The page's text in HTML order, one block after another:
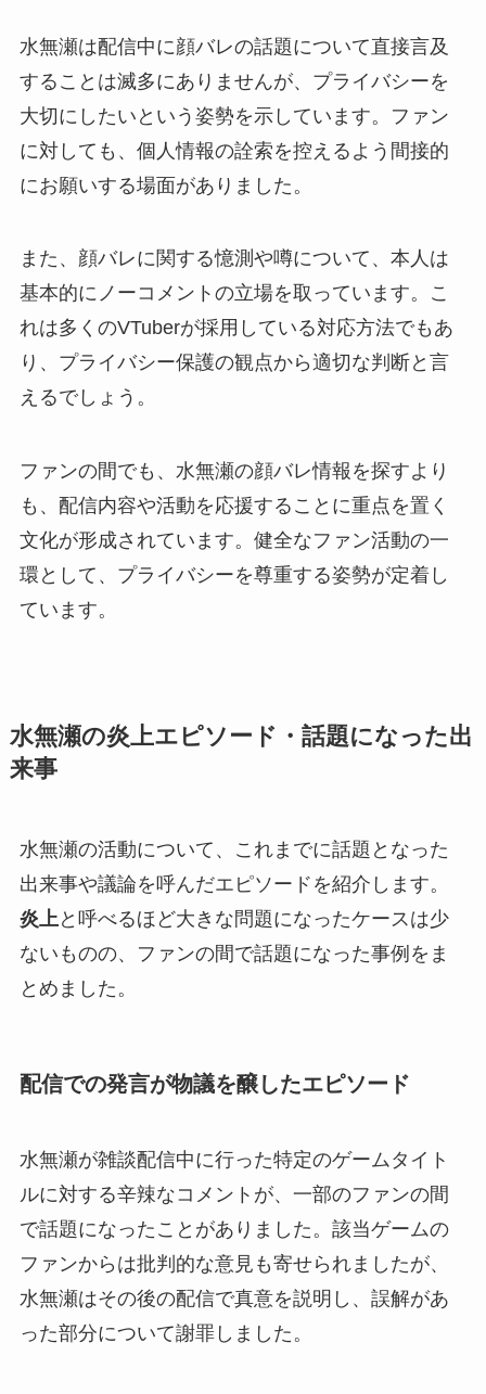
水無瀬は配信中に顔バレの話題について直接言及
することは滅多にありませんが、プライバシーを
大切にしたいという姿勢を示しています。ファン
に対しても、個人情報の詮索を控えるよう間接的
にお願いする場面がありました。
また、顔バレに関する憶測や噂について、本人は
基本的にノーコメントの立場を取っています。こ
れは多くのVTuberが採用している対応方法でもあ
り、プライバシー保護の観点から適切な判断と言
えるでしょう。
ファンの間でも、水無瀬の顔バレ情報を探すより
も、配信内容や活動を応援することに重点を置く
文化が形成されています。健全なファン活動の一
環として、プライバシーを尊重する姿勢が定着し
ています。
水無瀬の炎上エピソード・話題になった出
来事
水無瀬の活動について、これまでに話題となった
出来事や議論を呼んだエピソードを紹介します。
炎上と呼べるほど大きな問題になったケースは少
ないものの、ファンの間で話題になった事例をま
とめました。
配信での発言が物議を醸したエピソード
水無瀬が雑談配信中に行った特定のゲームタイト
ルに対する辛辣なコメントが、一部のファンの間
で話題になったことがありました。該当ゲームの
ファンからは批判的な意見も寄せられましたが、
水無瀬はその後の配信で真意を説明し、誤解があ
った部分について謝罪しました。